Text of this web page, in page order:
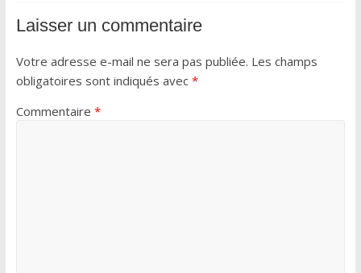
Laisser un commentaire
Votre adresse e-mail ne sera pas publiée. Les champs
obligatoires sont indiqués avec *
Commentaire *